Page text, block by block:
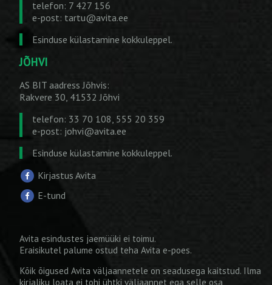
telefon: 7 427 156
e-post: tartu@avita.ee
Esinduse külastamine kokkuleppel.
JÕHVI
AS BIT aadress Jõhvis:
Rakvere 30, 41532 Jõhvi
telefon: 33 70 108, 555 20 359
e-post: johvi@avita.ee
Esinduse külastamine kokkuleppel.
Kirjastus Avita
E-tund
Avita esindustes jaemüüki ei toimu.
Eraisikutel palume ostud teha Avita e-poes.
Kõik õigused Avita väljaannetele on seadusega kaitstud. Ilma
kirjaliku loata ei tohi ühtki väljaannet ega selle osa